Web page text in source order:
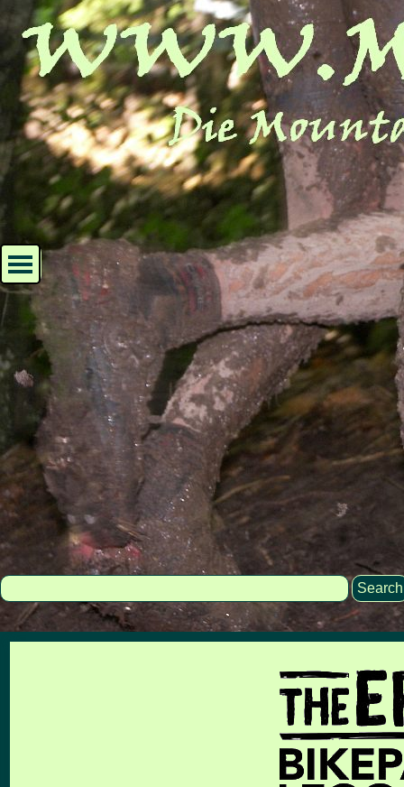
Direkt zum Seiteninhalt
Menü überspringen
Search